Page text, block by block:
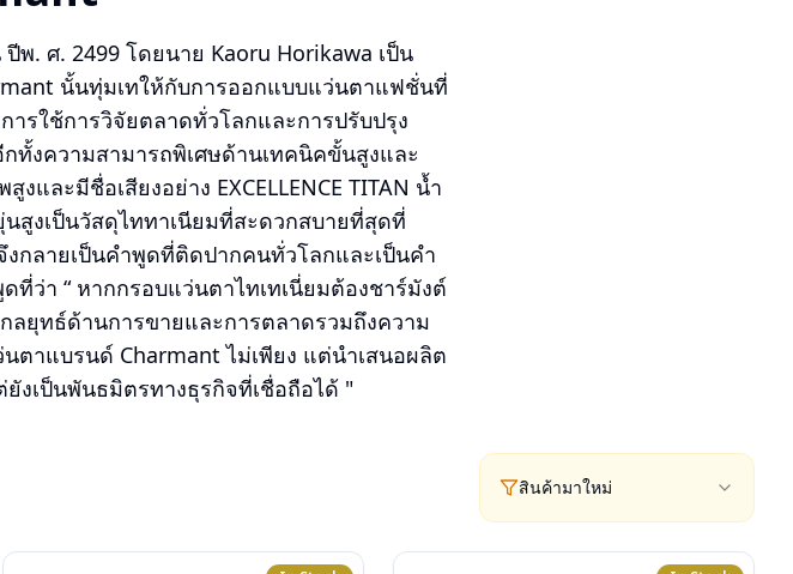
พ. ศ. 2499 โดยนาย Kaoru Horikawa เป็น
นั้นทุ่มเทให้กับการออกแบบแว่นตาแฟชั่นที่
รใช้การวิจัยตลาดทั่วโลกและการปรับปรุง
ทั้งความสามารถพิเศษด้านเทคนิคขั้นสูงและ
ละมีชื่อเสียงอย่าง EXCELLENCE TITAN น้ำ
งเป็นวัสดุไททาเนียมที่สะดวกสบายที่สุดที่
กลายเป็นคำพูดที่ติดปากคนทั่วโลกและเป็นคำ
ที่ว่า “ หากกรอบแว่นตาไทเทเนี่ยมต้องชาร์มังต์
ลยุทธ์ด้านการขายและการตลาดรวมถึงความ
ตาแบรนด์ Charmant ไม่เพียง แต่นำเสนอผลิต
เป็นพันธมิตรทางธุรกิจที่เชื่อถือได้ "
สินค้ามาใหม่